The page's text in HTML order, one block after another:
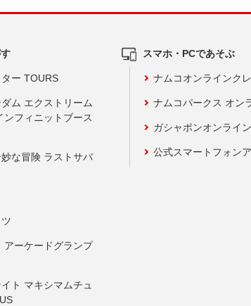
ー TOURS
ム エクストリーム
ンフィニットブース
な冒険 ラストサバ
アーケードグランプ
ト マキシマムチュ
スマホ・PCであそぶ
ナムコオンラインク
ナムコパークス オン
ガシャポンオンライン
公式スマートフォン